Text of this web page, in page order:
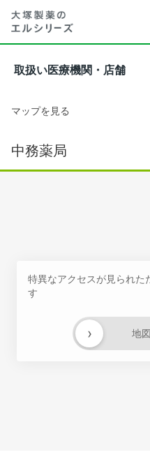
取扱い医療機関・店舗
マップを見る
中務薬局
特異なアクセスが見られた
す
地
›